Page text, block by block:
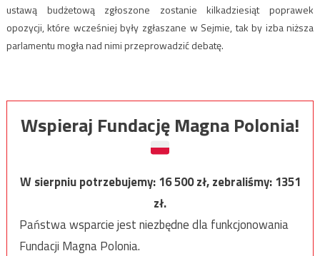
ustawą budżetową zgłoszone zostanie kilkadziesiąt poprawek
opozycji, które wcześniej były zgłaszane w Sejmie, tak by izba niższa
parlamentu mogła nad nimi przeprowadzić debatę.
Wspieraj Fundację Magna Polonia!
W sierpniu potrzebujemy:16 500zł, zebraliśmy:1351
zł.
Państwa wsparcie jest niezbędne dla funkcjonowania
Fundacji Magna Polonia.